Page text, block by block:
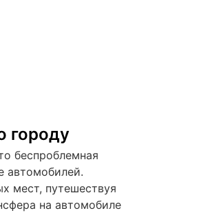
городу
беспроблемная
автомобилей.
мест, путешествуя
на автомобиле